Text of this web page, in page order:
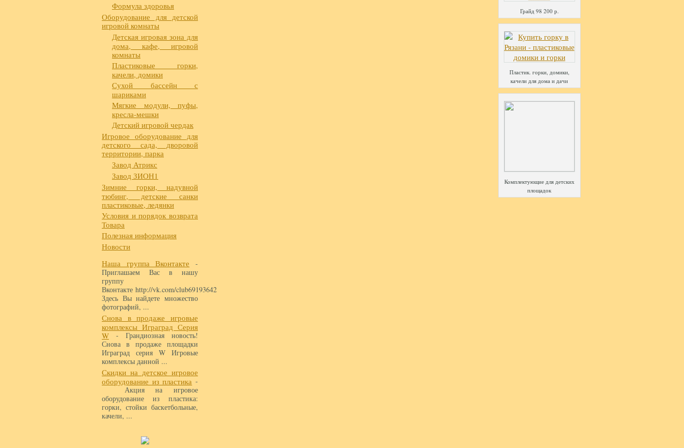
Формула здоровья
Оборудование для детской
игровой комнаты
Детская игровая зона для
дома, кафе, игровой
комнаты
Пластиковые горки,
качели, домики
Сухой бассейн с
шариками
Мягкие модули, пуфы,
кресла-мешки
Детский игровой чердак
Игровое оборудование для
детского сада, дворовой
территории, парка
Завод Атрикс
Завод ЗИОН1
Зимние горки, надувной
тюбинг, детские санки
пластиковые, ледянки
Условия и порядок возврата
Товара
Полезная информация
Новости
Наша группа Вконтакте -
Приглашаем Вас в нашу
группу
Вконтакте http://vk.com/club69193642
Здесь Вы найдете множество
фотографий, ...
Снова в продаже игровые
комплексы Играград Серия
W - Грандиозная новость!
Снова в продаже площадки
Играград серия W Игровые
комплексы данной ...
Скидки на детское игровое
оборудование из пластика -
Акция на игровое
оборудование из пластика:
горки, стойки баскетбольные,
качели, ...
Грайд 98 200 р.
Пластик. горки, домики,
качели для дома и дачи
Комплектующие для детских
площадок